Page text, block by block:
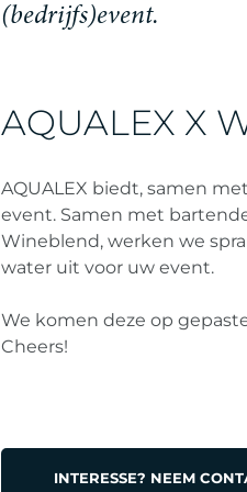
(bedrijfs)event.
AQUALEX X
AQUALEX biedt, samen
event. Samen met
Wineblend, werken we
water uit voor uw event.
We komen deze op
Cheers!
INTERESSE? NEEM